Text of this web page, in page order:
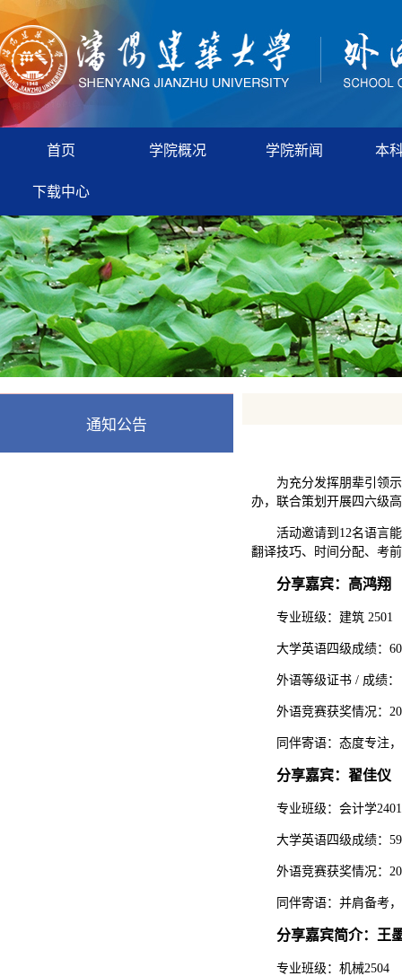
首页 学院概况 学院新闻 本
下载中心
通知公告
为充分发挥朋辈引领
办，联合策划开展四六级
活动邀请到12名语言
翻译技巧、时间分配、考
分享嘉宾：高鸿翔
专业班级：建筑 2501
大学英语四级成绩：
外语等级证书 / 成绩：
外语竞赛获奖情况：
同伴寄语：态度专注
分享嘉宾：翟佳仪
专业班级：会计学
大学英语四级成绩：
外语竞赛获奖情况：
同伴寄语：并肩备考
分享嘉宾简介：王
专业班级：机械2504